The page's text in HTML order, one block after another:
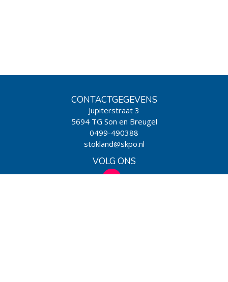
CONTACTGEGEVENS
Jupiterstraat 3
5694 TG Son en Breugel
0499-490388
stokland@skpo.nl
VOLG ONS